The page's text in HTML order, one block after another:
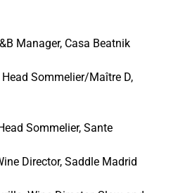
Manager, Casa Beatnik
Sommelier/Maître D,
Sommelier, Sante
Director, Saddle Madrid